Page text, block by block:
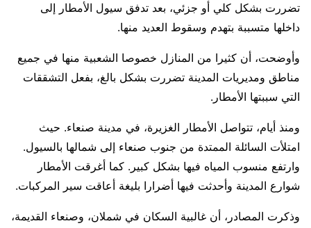
تضررت بشكل كلي أو جزئي، بعد تدفق سيول الأمطار إلى
داخلها متسببة بتهدم وسقوط العديد منها.
وأوضحت، أن كثيرا من المنازل خصوصا الشعبية منها في جميع
مناطق ومديريات المدينة تضررت بشكل بالغ، بفعل التشققات
التي سببتها الأمطار.
ومنذ أيام، تتواصل الأمطار الغزيرة، في مدينة صنعاء. حيث
امتلأت السائلة الممتدة من جنوب صنعاء إلى شمالها بالسيول.
وارتفع منسوب المياه فيها بشكل كبير. كما أغرقت الأمطار
شوارع المدينة وأحدثت فيها أضرارا بليغة أعاقت سير المركبات.
وذكرت المصادر، أن غالبية السكان في شملان، وصنعاء القديمة،